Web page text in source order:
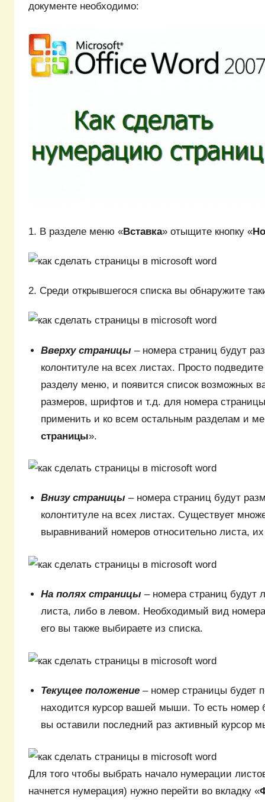
документе необходимо:
1. В разделе меню «Вставка» отыщите кнопку «
2. Среди открывшегося списка вы обнаружите
Вверху страницы – номера страниц будут
колонтитуле на всех листах. Просто
разделу меню, и появится список возможных
размеров, шрифтов и т.д. для номера
применить и ко всем остальным разделам и
страницы».
Внизу страницы – номера страниц будут
колонтитуле на всех листах. Существует
выравниваний номеров относительно листа,
На полях страницы – номера страниц будут
листа, либо в левом. Необходимый вид
его вы также выбираете из списка.
Текущее положение – номер страницы будет
находится курсор вашей мыши. То есть номер
вы оставили последний раз активный курсор
Для того чтобы выбрать начало нумерации
начнется нумерация) нужно перейти во вкладку «